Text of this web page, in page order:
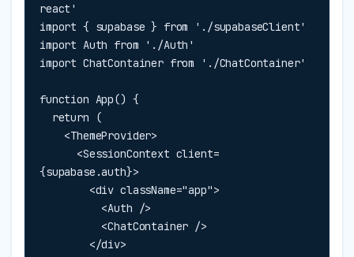
react'
import { supabase } from './supabaseClient'
import Auth from './Auth'
import ChatContainer from './ChatContainer'
function App() {
{supabase.auth}>